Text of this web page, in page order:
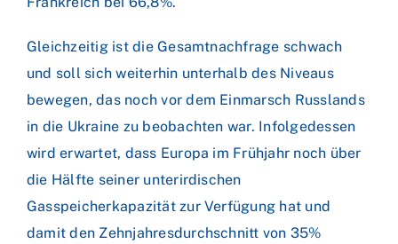
Gleichzeitig ist die Gesamtnachfrage schwach
und soll sich weiterhin unterhalb des Niveaus
bewegen, das noch vor dem Einmarsch Russlands
in die Ukraine zu beobachten war. Infolgedessen
wird erwartet, dass Europa im Frühjahr noch über
die Hälfte seiner unterirdischen
Gasspeicherkapazität zur Verfügung hat und
damit den Zehnjahresdurchschnitt von 35%